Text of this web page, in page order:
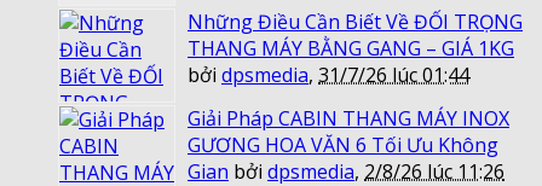
Những Điều Cần Biết Về ĐỐI TRỌNG
THANG MÁY BẰNG GANG – GIÁ 1KG
bởi dpsmedia, 31/7/26 lúc 01:44
Giải Pháp CABIN THANG MÁY INOX
GƯƠNG HOA VĂN 6 Tối Ưu Không
Gian bởi dpsmedia, 2/8/26 lúc 11:26